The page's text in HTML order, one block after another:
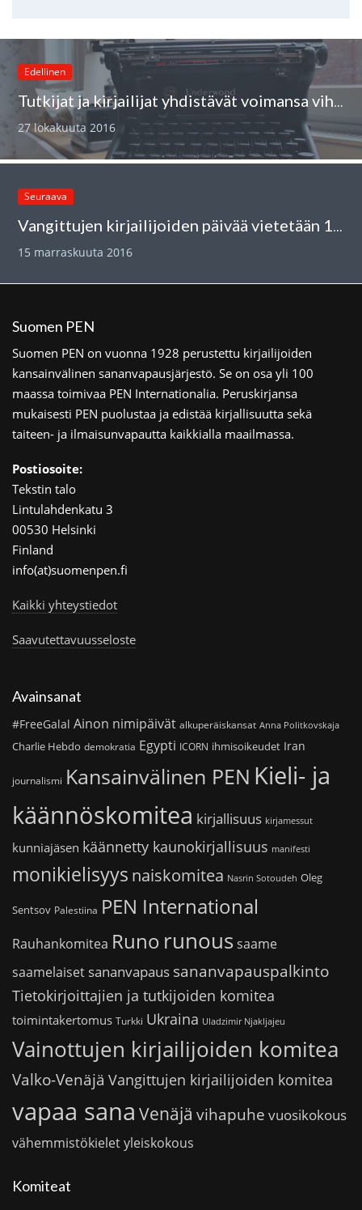
Edellinen
Tutkijat ja kirjailijat yhdistävät voimansa vihapuhetta vastaan
27 lokakuuta 2016
Seuraava
Vangittujen kirjailijoiden päivää vietetään 15. marraskuuta
15 marraskuuta 2016
Suomen PEN
Suomen PEN on vuonna 1928 perustettu kirjailijoiden
kansainvälinen sananvapausjärjestö. Se on osa yli 100
maassa toimivaa PEN Internationalia. Peruskirjansa
mukaisesti PEN puolustaa ja edistää kirjallisuutta sekä
taiteen- ja ilmaisunvapautta kaikkialla maailmassa.
Postiosoite:
Tekstin talo
Lintulahdenkatu 3
00530 Helsinki
Finland
info(at)suomenpen.fi
Kaikki yhteystiedot
Saavutettavuusseloste
Avainsanat
#FreeGalal Ainon nimipäivät alkuperäiskansat Anna Politkovskaja
Charlie Hebdo demokratia Egypti ICORN ihmisoikeudet Iran
journalismi Kansainvälinen PEN Kieli- ja
käännöskomitea kirjallisuus kirjamessut
kunniajäsen käännetty kaunokirjallisuus manifesti
monikielisyys naiskomitea Nasrin Sotoudeh Oleg
Sentsov Palestiina PEN International
Rauhankomitea Runo runoussaame
saamelaiset sananvapaus sananvapauspalkinto
Tietokirjoittajien ja tutkijoiden komitea
toimintakertomus Turkki Ukraina Uladzimir Njakljajeu
Vainottujen kirjailijoiden komitea
Valko-Venäjä Vangittujen kirjailijoiden komitea
vapaa sana Venäjä vihapuhe vuosikokous
vähemmistökieletyleiskokous
Komiteat